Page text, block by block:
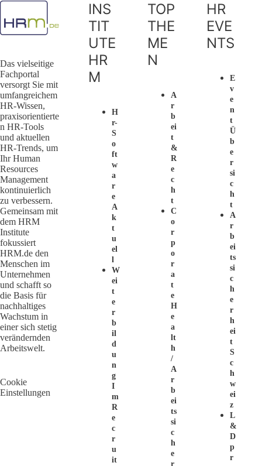
Das vielseitige
Fachportal
versorgt Sie mit
umfangreichem
HR-Wissen,
praxisorientierte
n HR-Tools
und aktuellen
HR-Trends, um
Ihr Human
Resources
Management
kontinuierlich
zu verbessern.
Gemeinsam mit
dem HRM
Institute
fokussiert
HRM.de den
Menschen im
Unternehmen
und schafft so
die Basis für
nachhaltiges
Wachstum in
einer sich stetig
verändernden
Arbeitswelt.
Cookie
Einstellungen
INS
TIT
UTE
HR
M
H
R-
S
O
Ft
W
A
R
E
A
K
T
U
El
L
W
Ei
T
E
R
B
Il
D
U
N
G
I
M
R
E
C
R
U
It
TOP
THE
ME
N
A
R
B
Ei
T
&
R
E
C
H
T
C
O
R
P
O
R
A
T
E
H
E
A
Lt
H
/
A
R
B
Ei
Ts
Si
C
H
E
R
HR
EVE
NTS
E
V
E
N
T
Ü
B
E
R
Si
C
H
T
A
R
B
Ei
Ts
Si
C
H
E
R
H
Ei
T
S
C
H
W
Ei
Z
L
&
D
P
R